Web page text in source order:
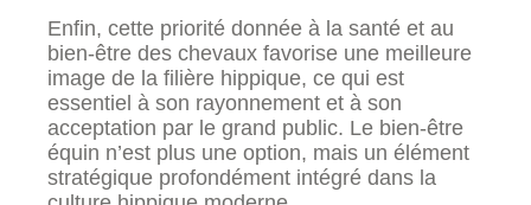
Enfin, cette priorité donnée à la santé et au
bien-être des chevaux favorise une meilleure
image de la filière hippique, ce qui est
essentiel à son rayonnement et à son
acceptation par le grand public. Le bien-être
équin n’est plus une option, mais un élément
stratégique profondément intégré dans la